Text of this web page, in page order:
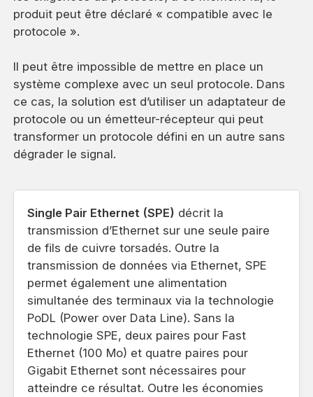
produit peut être déclaré « compatible avec le
protocole ».
Il peut être impossible de mettre en place un
système complexe avec un seul protocole. Dans
ce cas, la solution est d’utiliser un adaptateur de
protocole ou un émetteur-récepteur qui peut
transformer un protocole défini en un autre sans
dégrader le signal.
Single Pair Ethernet (SPE) décrit la
transmission d’Ethernet sur une seule paire
de fils de cuivre torsadés. Outre la
transmission de données via Ethernet, SPE
permet également une alimentation
simultanée des terminaux via la technologie
PoDL (Power over Data Line). Sans la
technologie SPE, deux paires pour Fast
Ethernet (100 Mo) et quatre paires pour
Gigabit Ethernet sont nécessaires pour
atteindre ce résultat. Outre les économies